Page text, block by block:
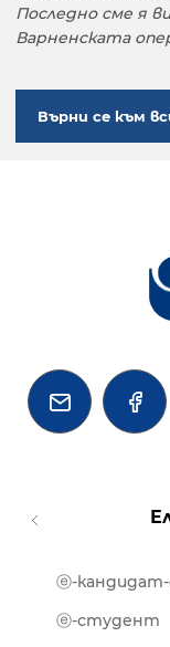
Последно сме я
Варненската
Върни се към
 
ⓔ-
ⓔ-студент